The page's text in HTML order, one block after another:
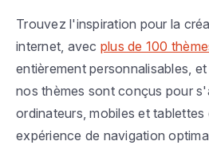
Trouvez l'inspiration pour la
internet, avec plus de 100
entièrement personnalisables,
nos thèmes sont conçus pour
ordinateurs, mobiles et
expérience de navigation